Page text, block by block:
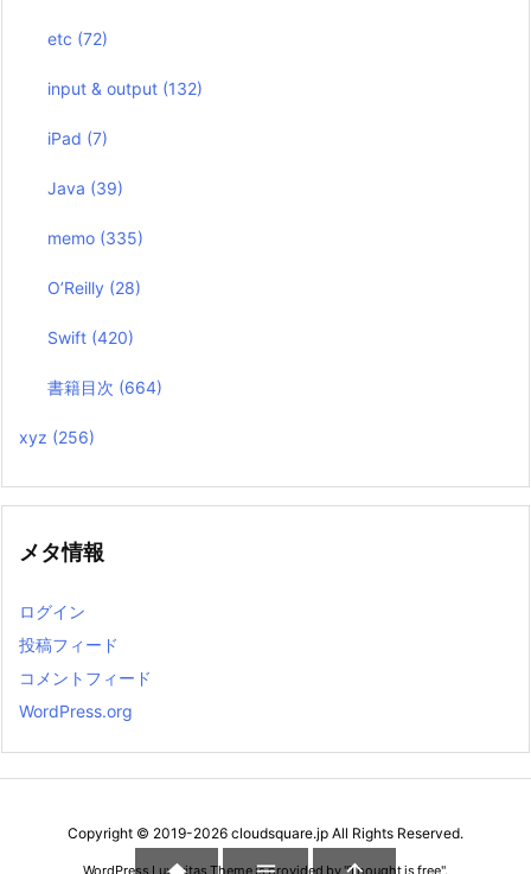
etc (72)
input & output (132)
iPad (7)
Java (39)
memo (335)
O’Reilly (28)
Swift (420)
書籍目次 (664)
xyz (256)
メタ情報
ログイン
投稿フィード
コメントフィード
WordPress.org
Copyright © 2019-2026 cloudsquare.jp All Rights Reserved.